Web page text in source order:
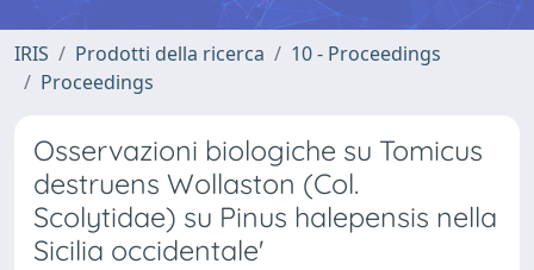
IRIS Prodotti della ricerca
10 - Proceedings
Proceedings
Osservazioni biologiche su Tomicus
destruens Wollaston (Col.
Scolytidae) su Pinus halepensis nella
Sicilia occidentale'